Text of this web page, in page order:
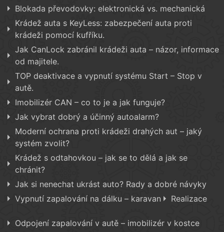
Blokada převodovky: elektronická vs. mechanická
Krádež auta s KeyLess: zabezpečení auta proti
krádeži pomocí kufříku.
Jak CanLock zabránil krádeži auta – názor, informace
od majitele.
TOP deaktivace a vypnutí systému Start – Stop v
autě.
Imobilizér CAN – co to je a jak funguje?
Jak vybrat dobrý a účinný autoalarm?
Moderní ochrana proti krádeži drahých aut – jaký
systém zvolit?
Krádež s odtahovkou – jak se to dělá a jak se
chránit?
Jak si nenechat ukrást auto? Rady a dobré návyky
Vypnutí zapalování na dálku – karavan
Realizace
Odpojení zapalování v autě – imobilizér v kostce